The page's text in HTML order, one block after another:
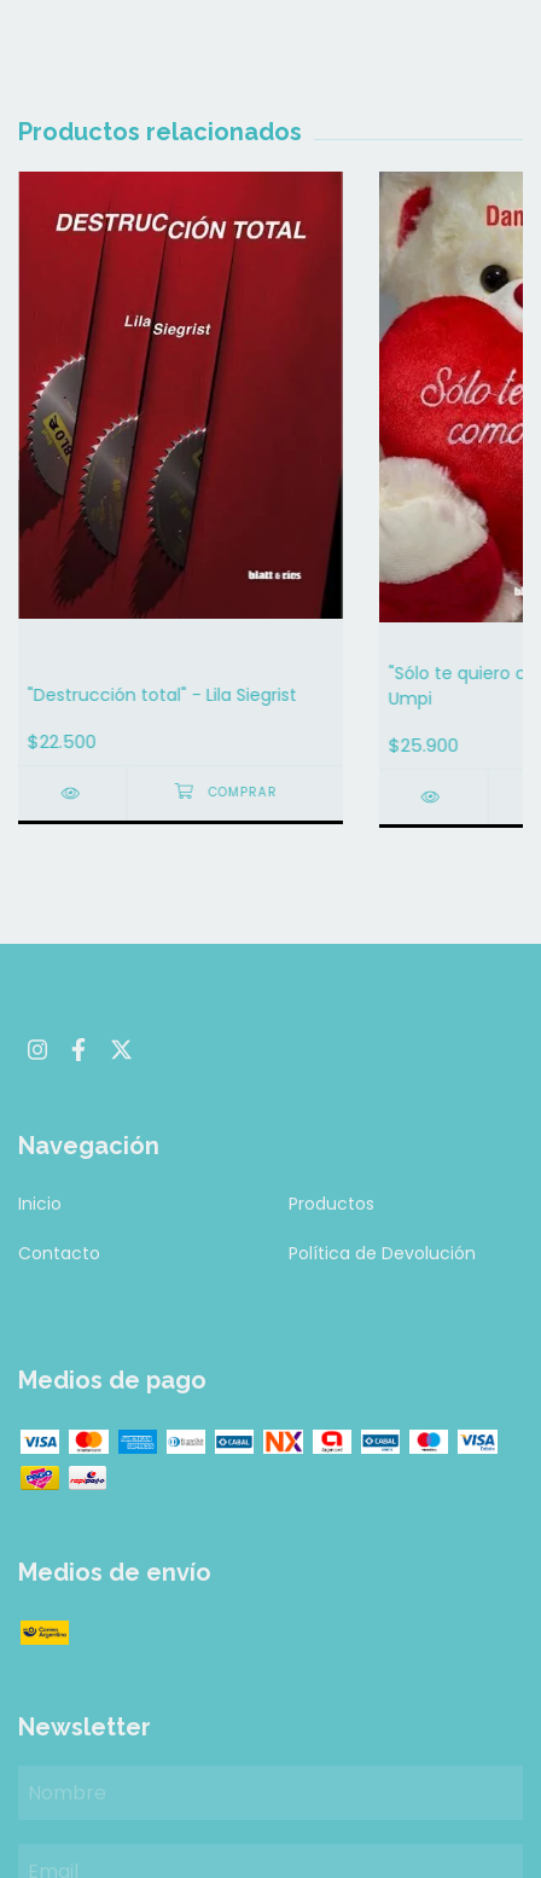
Productos relacionados
"Destrucción total" - Lila Siegrist
$22.500
"Sólo te quiero
Umpi
$25.900
Navegación
Inicio Productos
Contacto Política de Devolución
Medios de pago
Medios de envío
Newsletter